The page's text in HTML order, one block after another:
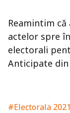
Reamintim
actelor spre
electorali
Anticipate din
#Electorala 2021